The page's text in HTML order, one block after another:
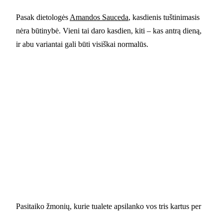
Pasak dietologės Amandos Sauceda, kasdienis tuštinimasis
nėra būtinybė. Vieni tai daro kasdien, kiti – kas antrą dieną,
ir abu variantai gali būti visiškai normalūs.
Pasitaiko žmonių, kurie tualete apsilanko vos tris kartus per